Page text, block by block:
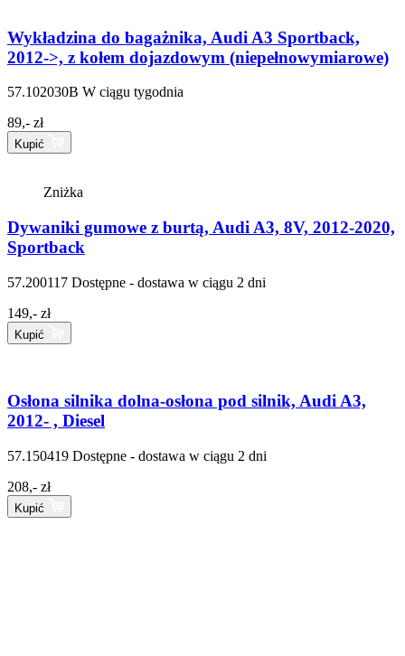
Wykładzina do bagażnika, Audi A3 Sportback,
2012->, z kołem dojazdowym (niepełnowymiarowe)
57.102030B W ciągu tygodnia
89,- zł
Kupić
Zniżka
Dywaniki gumowe z burtą, Audi A3, 8V, 2012-2020,
Sportback
57.200117 Dostępne - dostawa w ciągu 2 dni
149,- zł
Kupić
Osłona silnika dolna-osłona pod silnik, Audi A3,
2012- , Diesel
57.150419 Dostępne - dostawa w ciągu 2 dni
208,- zł
Kupić